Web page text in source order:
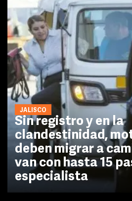
JALISCO
Sin registro y en la
clandestinidad,
deben migrar a
van con hasta 15
especialista